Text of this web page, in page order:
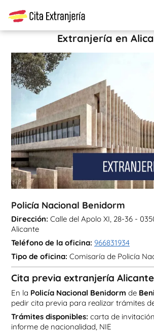
Cita extranjería › Oficinas de extranjería
Nacional Benidorm
Extranjería en
Policía Nacional Benidorm
Dirección: Calle del Apolo XI, 28-36 -
Alicante
Teléfono de la oficina: 966831934
Tipo de oficina: Comisaría de Policía
Cita previa extranjería Alicante
En la Policía Nacional Benidorm de
pedir cita previa para realizar trámites
Trámites disponibles: carta de
informe de nacionalidad, NIE